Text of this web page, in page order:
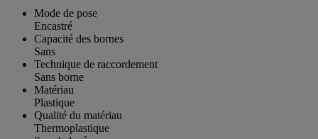
Mode de pose
Encastré
Capacité des bornes
Sans
Technique de raccordement
Sans borne
Matériau
Plastique
Qualité du matériau
Thermoplastique